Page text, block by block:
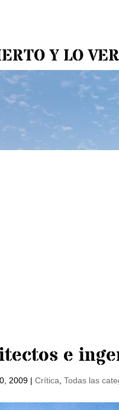
Y LO
e
2009 |Crítica,Todas las